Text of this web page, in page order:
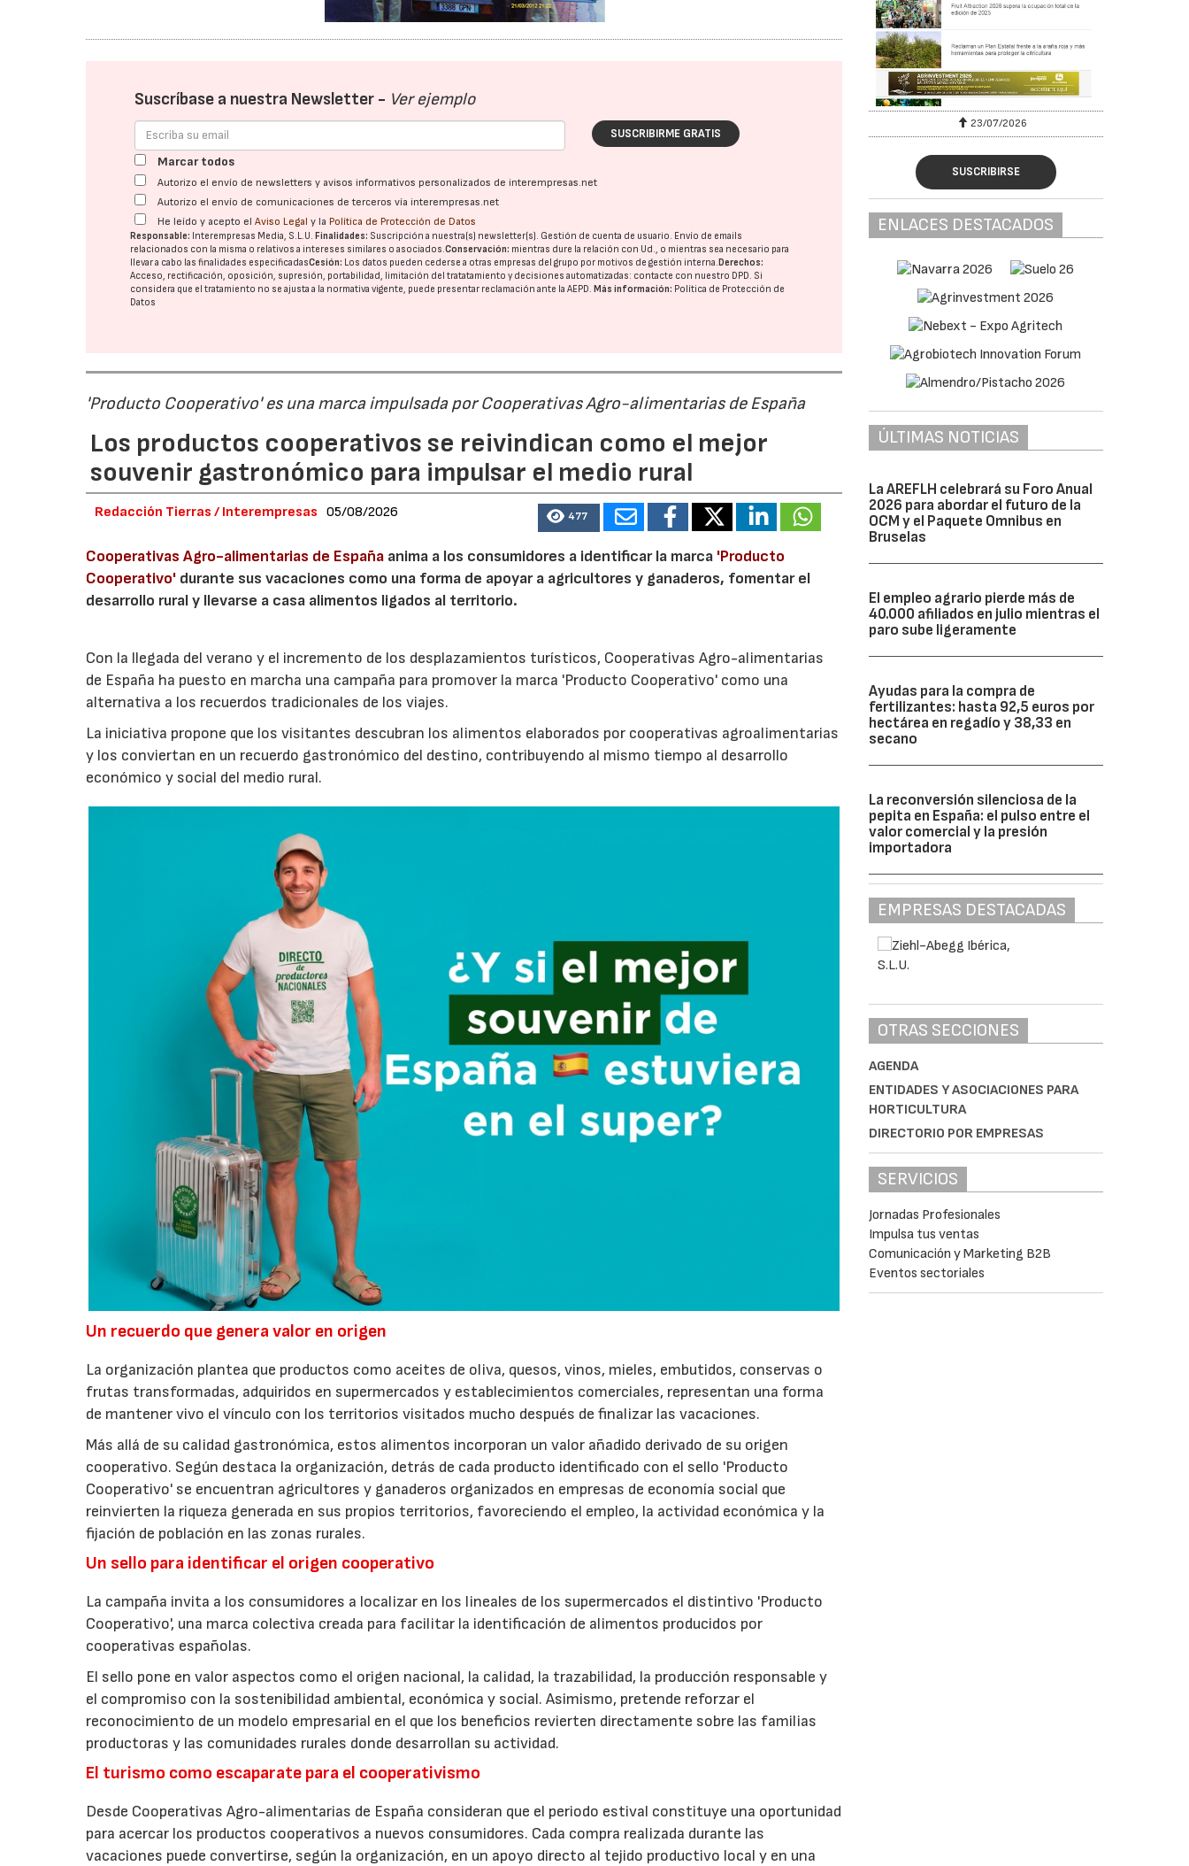
Suscríbase a nuestra Newsletter - Ver ejemplo
SUSCRIBIRME GRATIS
Marcar todos
Autorizo el envío de newsletters y avisos informativos personalizados de interempresas.net
Autorizo el envío de comunicaciones de terceros vía interempresas.net
He leído y acepto elAviso Legal y la Política de Protección de Datos
Responsable: Interempresas Media, S.L.U.Finalidades: Suscripción a nuestra(s) newsletter(s). Gestión de cuenta de usuario. Envío de emails
relacionados con la misma o relativos a intereses similares o asociados.Conservación: mientras dure la relación con Ud., o mientras sea necesario para
llevar a cabo las finalidades especificadasCesión: Los datos pueden cederse a otras empresas del grupo por motivos de gestión interna.Derechos:
Acceso, rectificación, oposición, supresión, portabilidad, limitación del tratatamiento y decisiones automatizadas: contacte con nuestro DPD. Si
considera que el tratamiento no se ajusta a la normativa vigente, puede presentar reclamación ante laAEPD.Más información: Política de Protección de
Datos
'Producto Cooperativo' es una marca impulsada por Cooperativas Agro-alimentarias de España
Los productos cooperativos se reivindican como el mejor
souvenir gastronómico para impulsar el medio rural
Redacción Tierras / Interempresas 05/08/2026 477
Cooperativas Agro-alimentarias de España anima a los consumidores a identificar la marca 'Producto
Cooperativo' durante sus vacaciones como una forma de apoyar a agricultores y ganaderos, fomentar el
desarrollo rural y llevarse a casa alimentos ligados al territorio.
Con la llegada del verano y el incremento de los desplazamientos turísticos, Cooperativas Agro-alimentarias
de España ha puesto en marcha una campaña para promover la marca 'Producto Cooperativo' como una
alternativa a los recuerdos tradicionales de los viajes.
La iniciativa propone que los visitantes descubran los alimentos elaborados por cooperativas agroalimentarias
y los conviertan en un recuerdo gastronómico del destino, contribuyendo al mismo tiempo al desarrollo
económico y social del medio rural.
Un recuerdo que genera valor en origen
La organización plantea que productos como aceites de oliva, quesos, vinos, mieles, embutidos, conservas o
frutas transformadas, adquiridos en supermercados y establecimientos comerciales, representan una forma
de mantener vivo el vínculo con los territorios visitados mucho después de finalizar las vacaciones.
Más allá de su calidad gastronómica, estos alimentos incorporan un valor añadido derivado de su origen
cooperativo. Según destaca la organización, detrás de cada producto identificado con el sello 'Producto
Cooperativo' se encuentran agricultores y ganaderos organizados en empresas de economía social que
reinvierten la riqueza generada en sus propios territorios, favoreciendo el empleo, la actividad económica y la
fijación de población en las zonas rurales.
Un sello para identificar el origen cooperativo
La campaña invita a los consumidores a localizar en los lineales de los supermercados el distintivo 'Producto
Cooperativo', una marca colectiva creada para facilitar la identificación de alimentos producidos por
cooperativas españolas.
El sello pone en valor aspectos como el origen nacional, la calidad, la trazabilidad, la producción responsable y
el compromiso con la sostenibilidad ambiental, económica y social. Asimismo, pretende reforzar el
reconocimiento de un modelo empresarial en el que los beneficios revierten directamente sobre las familias
productoras y las comunidades rurales donde desarrollan su actividad.
El turismo como escaparate para el cooperativismo
Desde Cooperativas Agro-alimentarias de España consideran que el periodo estival constituye una oportunidad
para acercar los productos cooperativos a nuevos consumidores. Cada compra realizada durante las
vacaciones puede convertirse, según la organización, en un apoyo directo al tejido productivo local y en una
23/07/2026 30/07/2026 23/07/2026
SUSCRIBIRSE
ENLACES DESTACADOS
ÚLTIMAS NOTICIAS
La AREFLH celebrará su Foro Anual
2026 para abordar el futuro de la
OCM y el Paquete Omnibus en
Bruselas
El empleo agrario pierde más de
40.000 afiliados en julio mientras el
paro sube ligeramente
Ayudas para la compra de
fertilizantes: hasta 92,5 euros por
hectárea en regadío y 38,33 en
secano
La reconversión silenciosa de la
pepita en España: el pulso entre el
valor comercial y la presión
importadora
EMPRESAS DESTACADAS
OTRAS SECCIONES
AGENDA
ENTIDADES Y ASOCIACIONES PARA
HORTICULTURA
DIRECTORIO POR EMPRESAS
SERVICIOS
Jornadas Profesionales
Impulsa tus ventas
Comunicación y Marketing B2B
Eventos sectoriales